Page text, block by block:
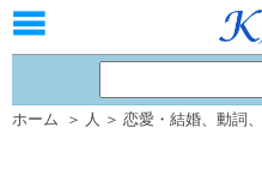
ホーム ＞ 人 ＞ 恋愛・結婚、 動詞 、